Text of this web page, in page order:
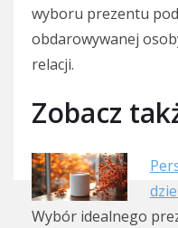
wyboru prezentu
obdarowywanej
relacji.
Zobacz
Wybór idealnego